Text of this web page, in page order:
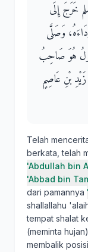
خَرَجَ إِلَى
وَصَلَّى
هُوَ صَاحِبُ
بْنِ عَاصِمٍ
Telah
berkata, telah
'Abdullah bin
'Abbad bin
dari pamannya
shallallahu
tempat shalat
(meminta
membalik